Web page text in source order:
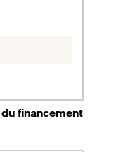
financement